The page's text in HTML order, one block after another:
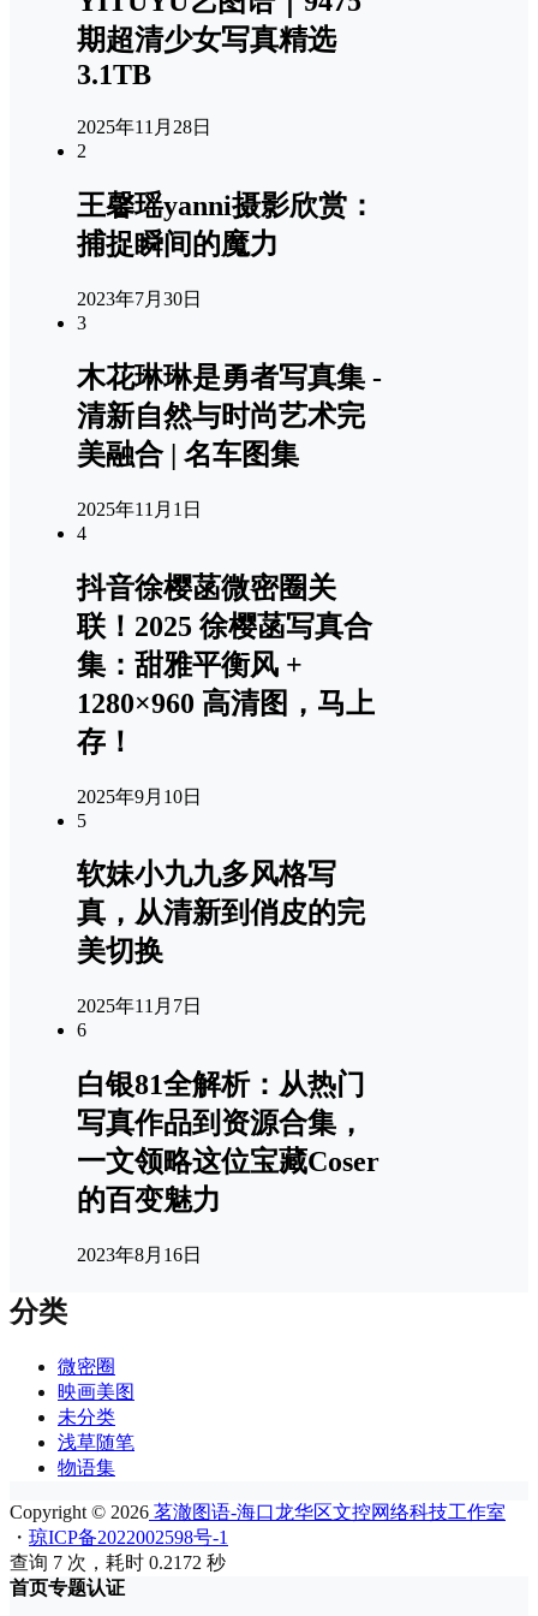
期超清少女写真精选
3.1TB
2025年11月28日
2
王馨瑶yanni摄影欣赏：
捕捉瞬间的魔力
2023年7月30日
3
木花琳琳是勇者写真集 -
清新自然与时尚艺术完
美融合 | 名车图集
2025年11月1日
4
抖音徐樱菡微密圈关
联！2025 徐樱菡写真合
集：甜雅平衡风 +
1280×960 高清图，马上
存！
2025年9月10日
5
软妹小九九多风格写
真，从清新到俏皮的完
美切换
2025年11月7日
6
白银81全解析：从热门
写真作品到资源合集，
一文领略这位宝藏Coser
的百变魅力
2023年8月16日
分类
微密圈
映画美图
未分类
浅草随笔
物语集
Copyright © 2026 茗澈图语-海口龙华区文控网络科技工作室
・ 琼ICP备2022002598号-1
查询 7 次，耗时 0.2172 秒
首页专题认证